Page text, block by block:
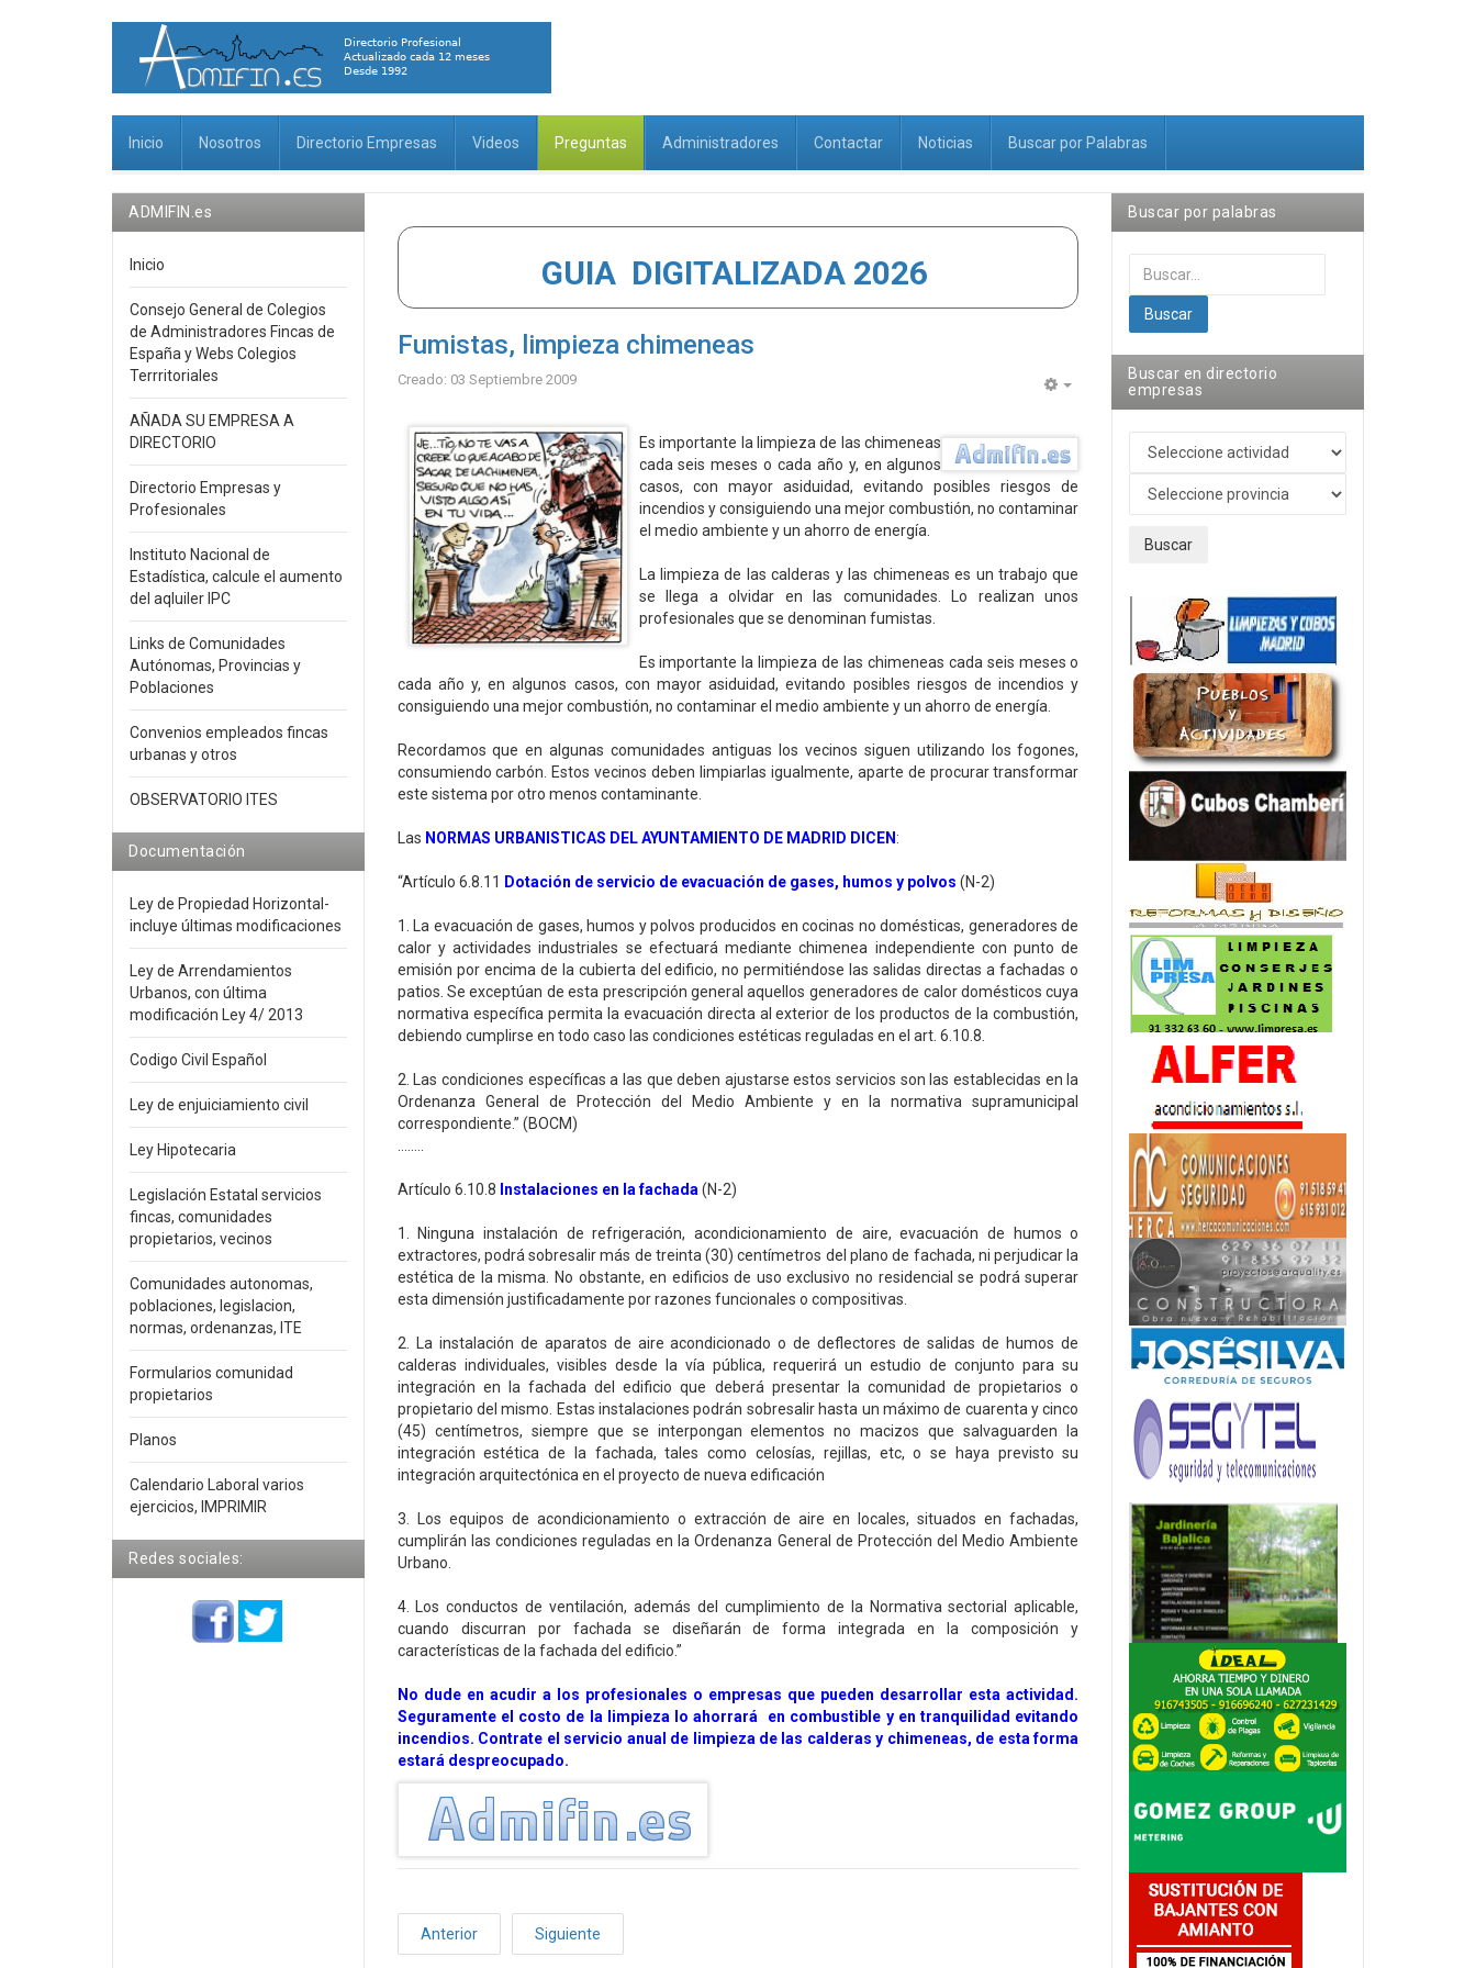
Inicio Nosotros Directorio Empresas Videos Preguntas Administradores Contactar Noticias Buscar por Palabras
GUIA DIGITALIZADA 2026
Fumistas, limpieza chimeneas
Creado: 03 Septiembre 2009
Es importante la limpieza de las chimeneas
cada seis meses o cada año y, en algunos
casos, con mayor asiduidad, evitando posibles riesgos de
incendios y consiguiendo una mejor combustión, no contaminar
el medio ambiente y un ahorro de energía.
La limpieza de las calderas y las chimeneas es un trabajo que
se llega a olvidar en las comunidades. Lo realizan unos
profesionales que se denominan fumistas.
Es importante la limpieza de las chimeneas cada seis meses o
cada año y, en algunos casos, con mayor asiduidad, evitando posibles riesgos de incendios y
consiguiendo una mejor combustión, no contaminar el medio ambiente y un ahorro de energía.
Recordamos que en algunas comunidades antiguas los vecinos siguen utilizando los fogones,
consumiendo carbón. Estos vecinos deben limpiarlas igualmente, aparte de procurar transformar
este sistema por otro menos contaminante.
Las NORMAS URBANISTICAS DEL AYUNTAMIENTO DE MADRID DICEN :
“Artículo 6.8.11 Dotación de servicio de evacuación de gases, humos y polvos (N-2)
1. La evacuación de gases, humos y polvos producidos en cocinas no domésticas, generadores de
calor y actividades industriales se efectuará mediante chimenea independiente con punto de
emisión por encima de la cubierta del edificio, no permitiéndose las salidas directas a fachadas o
patios. Se exceptúan de esta prescripción general aquellos generadores de calor domésticos cuya
normativa específica permita la evacuación directa al exterior de los productos de la combustión,
debiendo cumplirse en todo caso las condiciones estéticas reguladas en el art. 6.10.8.
2. Las condiciones específicas a las que deben ajustarse estos servicios son las establecidas en la
Ordenanza General de Protección del Medio Ambiente y en la normativa supramunicipal
correspondiente.” (BOCM)
Artículo 6.10.8 Instalaciones en la fachada (N-2)
1. Ninguna instalación de refrigeración, acondicionamiento de aire, evacuación de humos o
extractores, podrá sobresalir más de treinta (30) centímetros del plano de fachada, ni perjudicar la
estética de la misma. No obstante, en edificios de uso exclusivo no residencial se podrá superar
esta dimensión justificadamente por razones funcionales o compositivas.
2. La instalación de aparatos de aire acondicionado o de deflectores de salidas de humos de
calderas individuales, visibles desde la vía pública, requerirá un estudio de conjunto para su
integración en la fachada del edificio que deberá presentar la comunidad de propietarios o
propietario del mismo. Estas instalaciones podrán sobresalir hasta un máximo de cuarenta y cinco
(45) centímetros, siempre que se interpongan elementos no macizos que salvaguarden la
integración estética de la fachada, tales como celosías, rejillas, etc, o se haya previsto su
integración arquitectónica en el proyecto de nueva edificación
3. Los equipos de acondicionamiento o extracción de aire en locales, situados en fachadas,
cumplirán las condiciones reguladas en la Ordenanza General de Protección del Medio Ambiente
Urbano.
4. Los conductos de ventilación, además del cumplimiento de la Normativa sectorial aplicable,
cuando discurran por fachada se diseñarán de forma integrada en la composición y
características de la fachada del edificio.”
No dude en acudir a los profesionales o empresas que pueden desarrollar esta actividad.
Seguramente el costo de la limpieza lo ahorrará en combustible y en tranquilidad evitando
incendios. Contrate el servicio anual de limpieza de las calderas y chimeneas, de esta forma
estará despreocupado.
Anterior Siguiente
ADMIFIN.es
Inicio
Consejo General de Colegios
de Administradores Fincas de
España y Webs Colegios
Terrritoriales
AÑADA SU EMPRESA A
DIRECTORIO
Directorio Empresas y
Profesionales
Instituto Nacional de
Estadística, calcule el aumento
del aqluiler IPC
Links de Comunidades
Autónomas, Provincias y
Poblaciones
Convenios empleados fincas
urbanas y otros
OBSERVATORIO ITES
Documentación
Ley de Propiedad Horizontal-
incluye últimas modificaciones
Ley de Arrendamientos
Urbanos, con última
modificación Ley 4/ 2013
Codigo Civil Español
Ley de enjuiciamiento civil
Ley Hipotecaria
Legislación Estatal servicios
fincas, comunidades
propietarios, vecinos
Comunidades autonomas,
poblaciones, legislacion,
normas, ordenanzas, ITE
Formularios comunidad
propietarios
Planos
Calendario Laboral varios
ejercicios, IMPRIMIR
Redes sociales:
Buscar por palabras
Buscar...
Buscar
Buscar en directorio
empresas
Buscar